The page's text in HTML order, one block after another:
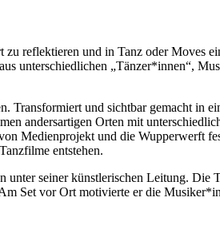
reflektieren und in Tanz oder Moves
unterschiedlichen „Tänzer*innen“,
und sichtbar gemacht in
andersartigen Orten mit
Medienprojekt und die Wupperwerft
entstehen.
unter seiner künstlerischen Leitung. Die
Set vor Ort motivierte er die